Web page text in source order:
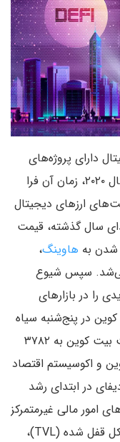
دارای پروژه‌های
عالی و مشکوک مختلفی است. با پایان سال ۲۰۲۰، زمان آن فرا
ارزهای دیجیتال
سال گذشته، قیمت
هاوینگ،
می‌شد. سپس شیوع
را در بازارهای
در پنج‌شنبه سیاه
معروف را رقم زد. در تاریخ ۱۲ مارس، قیمت بیت کوین به ۳۷۸۲
و اکوسیستم اقتصاد
در ابتدای رشد
امور مالی غیرمتمرکز
و توکن‌های مربوط به آنها، از لحاظ ارزش کل قفل شده (TVL)،